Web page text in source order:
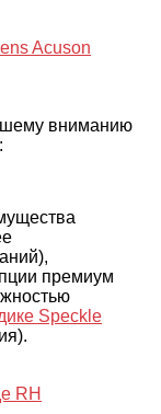
вниманию
премиум
Speckle